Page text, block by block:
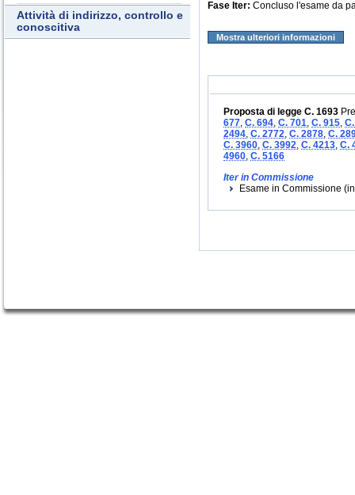
Attività di indirizzo, controllo e
conoscitiva
Fase Iter: Concluso l'esame da
Mostra ulteriori informazioni
Proposta di legge C. 1693
677, C. 694, C. 701, C. 915,
2494, C. 2772, C. 2878, C.
C. 3960, C. 3992, C. 4213, C.
4960, C. 5166
Iter in Commissione
Esame in Commissione